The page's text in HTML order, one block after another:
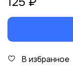
В избранное